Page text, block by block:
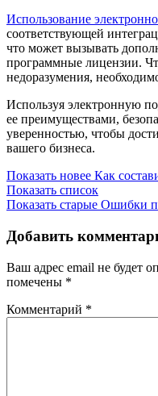
Использование
соответствующей
что может вызывать
программные лицензии.
недоразумения,
Используя электронную
ее преимуществами,
уверенностью, чтобы
вашего бизнеса.
Показать новее Как
Показать список
Показать старые Ошибки
Добавить
Ваш адрес email не будет
помечены *
Комментарий *